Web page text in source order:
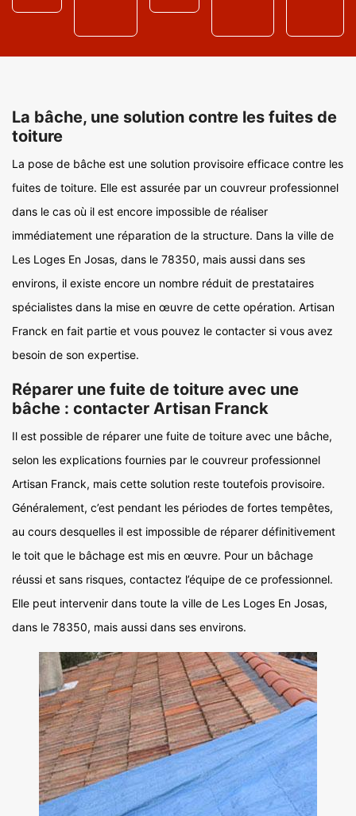
La bâche, une solution contre les fuites de
toiture
La pose de bâche est une solution provisoire efficace contre les
fuites de toiture. Elle est assurée par un couvreur professionnel
dans le cas où il est encore impossible de réaliser
immédiatement une réparation de la structure. Dans la ville de
Les Loges En Josas, dans le 78350, mais aussi dans ses
environs, il existe encore un nombre réduit de prestataires
spécialistes dans la mise en œuvre de cette opération. Artisan
Franck en fait partie et vous pouvez le contacter si vous avez
besoin de son expertise.
Réparer une fuite de toiture avec une
bâche : contacter Artisan Franck
Il est possible de réparer une fuite de toiture avec une bâche,
selon les explications fournies par le couvreur professionnel
Artisan Franck, mais cette solution reste toutefois provisoire.
Généralement, c’est pendant les périodes de fortes tempêtes,
au cours desquelles il est impossible de réparer définitivement
le toit que le bâchage est mis en œuvre. Pour un bâchage
réussi et sans risques, contactez l’équipe de ce professionnel.
Elle peut intervenir dans toute la ville de Les Loges En Josas,
dans le 78350, mais aussi dans ses environs.